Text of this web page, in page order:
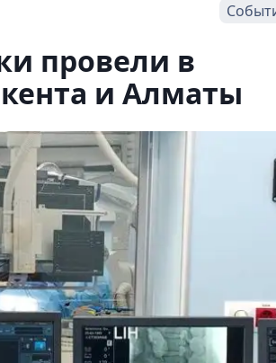
провели в
и Алматы